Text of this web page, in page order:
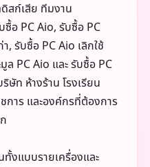
สก์เสีย ทีมงาน
อ PC Aio, รับซื้อ PC
, รับซื้อ PC Aio เลิกใช้
ล PC Aio และ รับซื้อ PC
ษัท ห้างร้าน โรงเรียน
การ และองค์กรที่ต้องการ
งแบบรายเครื่องและ